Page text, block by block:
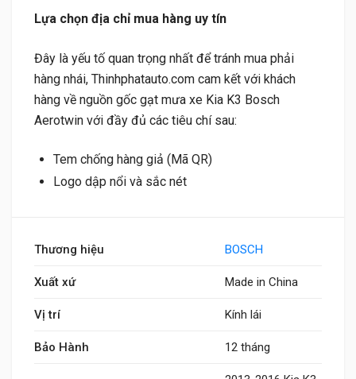
Lựa chọn địa chỉ mua hàng uy tín
Đây là yếu tố quan trọng nhất để tránh mua phải
hàng nhái, Thinhphatauto.com cam kết với khách
hàng về nguồn gốc gạt mưa xe Kia K3 Bosch
Aerotwin với đầy đủ các tiêu chí sau:
Tem chống hàng giả (Mã QR)
Logo dập nổi và sắc nét
Thương hiệu BOSCH
Xuất xứ Made in China
Vị trí Kính lái
Bảo Hành 12 tháng